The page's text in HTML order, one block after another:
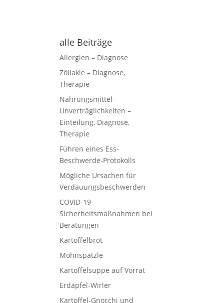
alle Beiträge
Allergien – Diagnose
Zöliakie – Diagnose,
Therapie
Nahrungsmittel-
Unverträglichkeiten –
Einteilung, Diagnose,
Therapie
Führen eines Ess-
Beschwerde-Protokolls
Mögliche Ursachen für
Verdauungsbeschwerden
COVID-19-
Sicherheitsmaßnahmen bei
Beratungen
Kartoffelbrot
Mohnspätzle
Kartoffelsuppe auf Vorrat
Erdäpfel-Wirler
Kartoffel-Gnocchi und